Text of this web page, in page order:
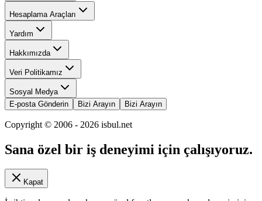
Hesaplama Araçları
Yardım
Hakkımızda
Veri Politikamız
Sosyal Medya
E-posta Gönderin
Bizi Arayın Bizi Arayın
Copyright © 2006 - 2026 isbul.net
Sana özel bir iş deneyimi için çalışıyoruz.
Kapat